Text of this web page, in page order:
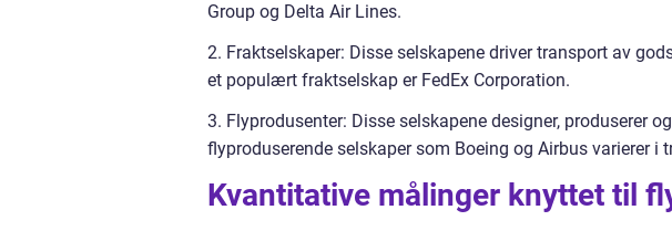
Group og Delta Air Lines.
2. Fraktselskaper: Disse selskapene driver transport av
et populært fraktselskap er FedEx Corporation.
3. Flyprodusenter: Disse selskapene designer, produserer
flyproduserende selskaper som Boeing og Airbus varierer i
Kvantitative målinger knyttet til